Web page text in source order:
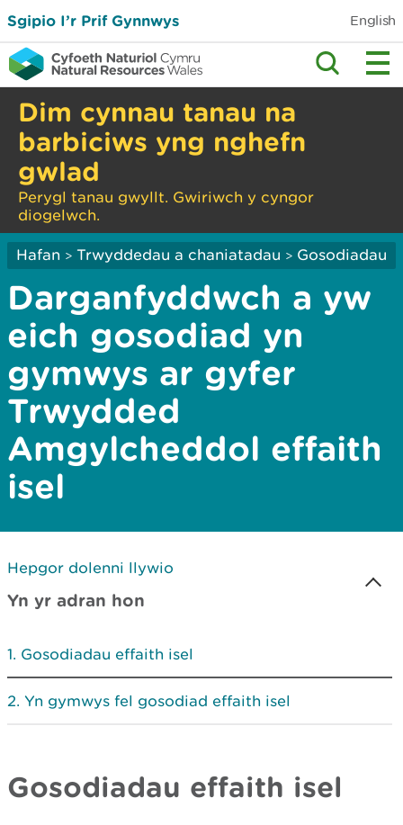
Sgipio I’r Prif Gynnwys English
Dim cynnau tanau na
barbiciws yng nghefn
gwlad
Perygl tanau gwyllt. Gwiriwch y cyngor
diogelwch.
Hafan > Trwyddedau a chaniatadau > Gosodiadau
Darganfyddwch a yw
eich gosodiad yn
gymwys ar gyfer
Trwydded
Amgylcheddol effaith
isel
Hepgor dolenni llywio
Yn yr adran hon
Gosodiadau effaith isel
Yn gymwys fel gosodiad effaith isel
Gosodiadau effaith isel